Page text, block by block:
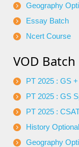
Geography
Essay Batch
Ncert Course
VOD Batch
PT 2025 : GS
PT 2025 : GS
PT 2025 :
History
Geography